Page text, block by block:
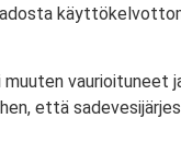
vaurioituneet
että